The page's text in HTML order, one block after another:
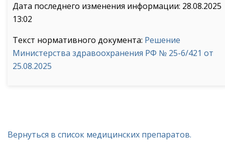
Дата последнего изменения информации: 28.08.2025
13:02
Текст нормативного документа: Решение
Министерства здравоохранения РФ № 25-6/421 от
25.08.2025
Вернуться в список медицинских препаратов.